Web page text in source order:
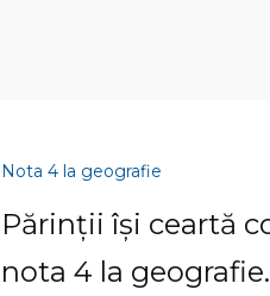
Nota 4 la geografie
Părinţii îşi ceartă
nota 4 la geografie.